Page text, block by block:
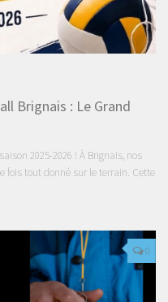
Brignais : Le Grand
2025-2026 ! À Brignais, nos
fois tout donné sur le terrain. Cette
0